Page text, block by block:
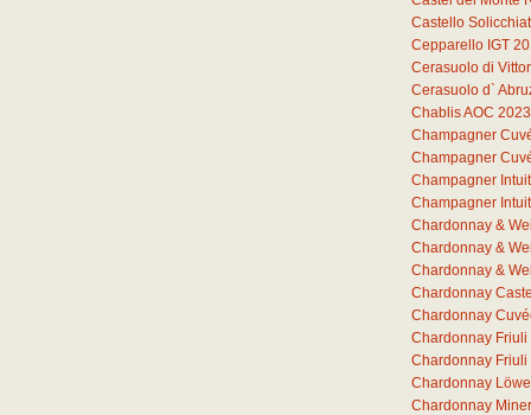
Castello
Cepparello IGT
Cerasuolo di
Cerasuolo d`
Chablis AOC 2023
Champagner
Champagner
Champagner
Champagner
Chardonnay &
Chardonnay &
Chardonnay &
Chardonnay
Chardonnay
Chardonnay
Chardonnay
Chardonnay
Chardonnay